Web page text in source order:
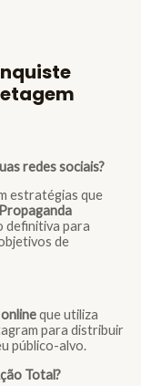
redes sociais?
estratégias que
definitiva para
de
que utiliza
para distribuir
público-alvo.
Total?